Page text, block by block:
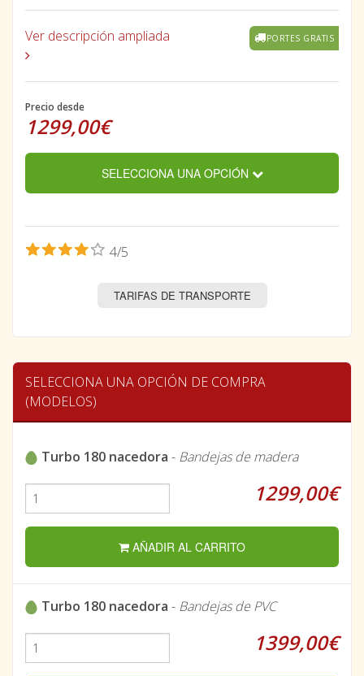
Ver descripción ampliada PORTES GRATIS
Precio desde
1299,00€
SELECCIONA UNA OPCIÓN
4/5
TARIFAS DE TRANSPORTE
SELECCIONA UNA OPCIÓN DE COMPRA
(MODELOS)
Turbo 180 nacedora - Bandejas de madera
1299,00€
AÑADIR AL CARRITO
Turbo 180 nacedora - Bandejas de PVC
1399,00€